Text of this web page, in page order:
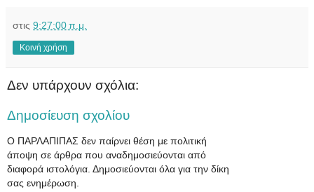
στις 9:27:00 π.μ.
Κοινή χρήση
Δεν υπάρχουν σχόλια:
Δημοσίευση σχολίου
Ο ΠΑΡΛΑΠΙΠΑΣ δεν παίρνει θέση με πολιτική
άποψη σε άρθρα που αναδημοσιεύονται από
διαφορά ιστολόγια. Δημοσιεύονται όλα για την δίκη
σας ενημέρωση.